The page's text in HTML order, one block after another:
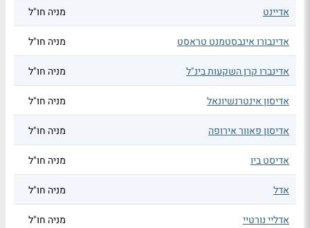
אדיינט מניה חו"ל
אדינבורו אינבסטמנט טראסט מניה חו"ל
אדינברו קרן השקעות בינ"ל מניה חו"ל
אדיסון אינטרנשיונאל מניה חו"ל
אדיסון פאוור אירופה מניה חו"ל
אדיסט ביו מניה חו"ל
אדל מניה חו"ל
אדליי נורטיי מניה חו"ל